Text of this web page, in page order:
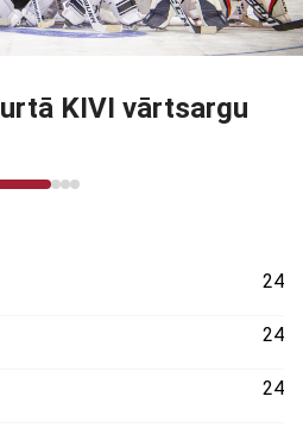
KIVI vārtsargu
24
24
24